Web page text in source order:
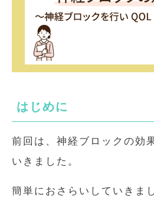
はじめに
前回は、神経ブロックの効
いきました。
簡単におさらいしていきま